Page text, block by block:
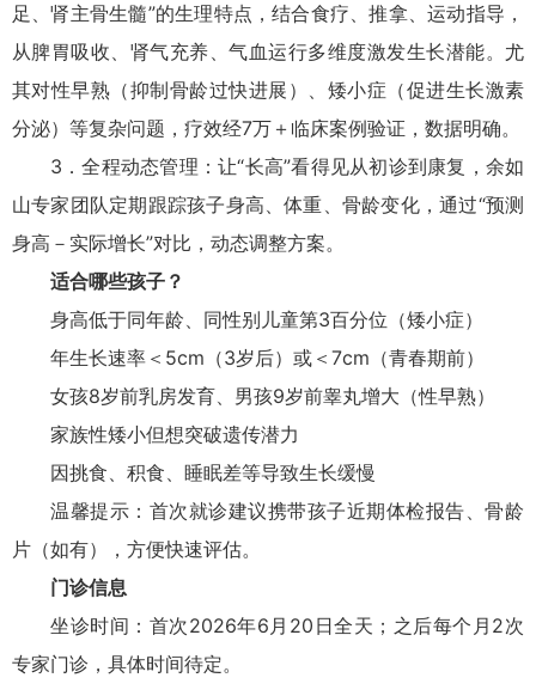
足、肾主骨生髓”的生理特点，结合食疗、推拿、运动指导，
从脾胃吸收、肾气充养、气血运行多维度激发生长潜能。尤
其对性早熟（抑制骨龄过快进展）、矮小症（促进生长激素
分泌）等复杂问题，疗效经7万＋临床案例验证，数据明确。
3．全程动态管理：让“长高”看得见从初诊到康复，余如
山专家团队定期跟踪孩子身高、体重、骨龄变化，通过“预测
身高－实际增长”对比，动态调整方案。
适合哪些孩子？
身高低于同年龄、同性别儿童第3百分位（矮小症）
年生长速率＜5cm（3岁后）或＜7cm（青春期前）
女孩8岁前乳房发育、男孩9岁前睾丸增大（性早熟）
家族性矮小但想突破遗传潜力
因挑食、积食、睡眠差等导致生长缓慢
温馨提示：首次就诊建议携带孩子近期体检报告、骨龄
片（如有），方便快速评估。
门诊信息
坐诊时间：首次2026年6月20日全天；之后每个月2次
专家门诊，具体时间待定。